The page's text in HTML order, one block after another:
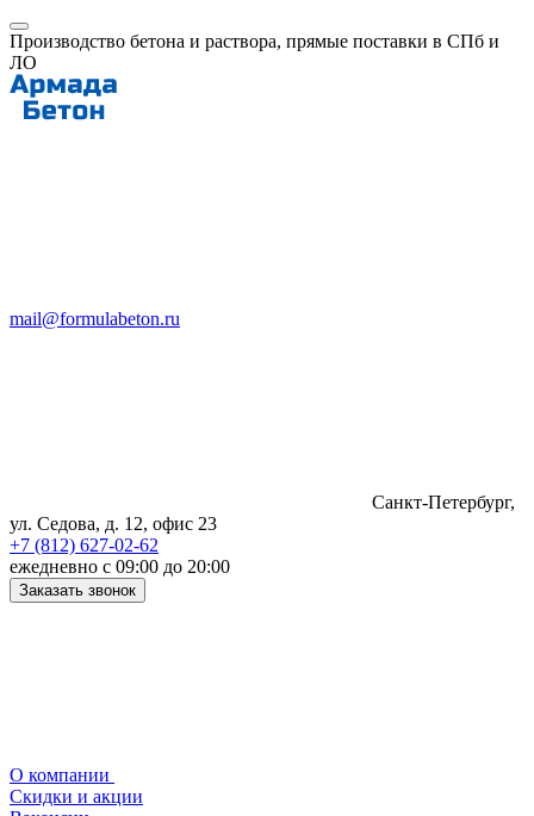
Производство бетона и раствора, прямые поставки в СПб и
ЛО
mail@formulabeton.ru
Санкт-Петербург,
ул. Седова, д. 12, офис 23
+7 (812) 627-02-62
ежедневно с 09:00 до 20:00
Заказать звонок
О компании
Скидки и акции